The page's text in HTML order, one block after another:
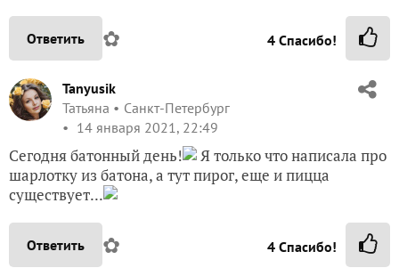
Ответить ✿ 4 Спасибо!
Tanyusik
Татьяна
Санкт-Петербург
14 января 2021, 22:49
Сегодня батонный день!
Я только что написала про
шарлотку из батона, а тут пирог, еще и пицца
существует...
Ответить ✿ 4 Спасибо!